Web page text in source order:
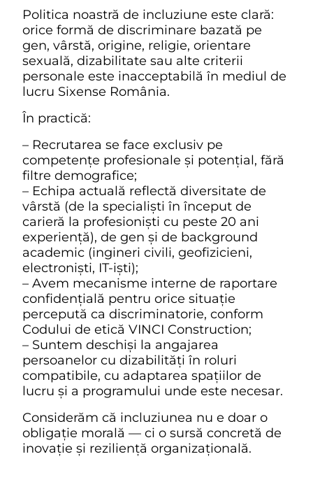
Politica noastră de incluziune este clară:
orice formă de discriminare bazată pe
gen, vârstă, origine, religie, orientare
sexuală, dizabilitate sau alte criterii
personale este inacceptabilă în mediul de
lucru Sixense România.
În practică:
– Recrutarea se face exclusiv pe
competențe profesionale și potențial, fără
filtre demografice;
– Echipa actuală reflectă diversitate de
vârstă (de la specialiști în început de
carieră la profesioniști cu peste 20 ani
experiență), de gen și de background
academic (ingineri civili, geofizicieni,
electroniști, IT-iști);
– Avem mecanisme interne de raportare
confidențială pentru orice situație
percepută ca discriminatorie, conform
Codului de etică VINCI Construction;
– Suntem deschiși la angajarea
persoanelor cu dizabilități în roluri
compatibile, cu adaptarea spațiilor de
lucru și a programului unde este necesar.
Considerăm că incluziunea nu e doar o
obligație morală — ci o sursă concretă de
inovație și reziliență organizațională.